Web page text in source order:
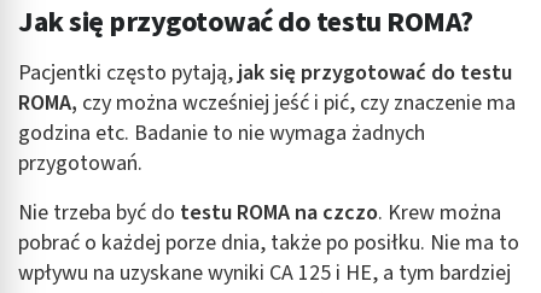
Jak się przygotować do testu ROMA?
Pacjentki często pytają,jak się przygotować do testu
ROMA, czy można wcześniej jeść i pić, czy znaczenie ma
godzina etc. Badanie to nie wymaga żadnych
przygotowań.
Nie trzeba być do testu ROMA na czczo. Krew można
pobrać o każdej porze dnia, także po posiłku. Nie ma to
wpływu na uzyskane wyniki CA 125 i HE, a tym bardziej